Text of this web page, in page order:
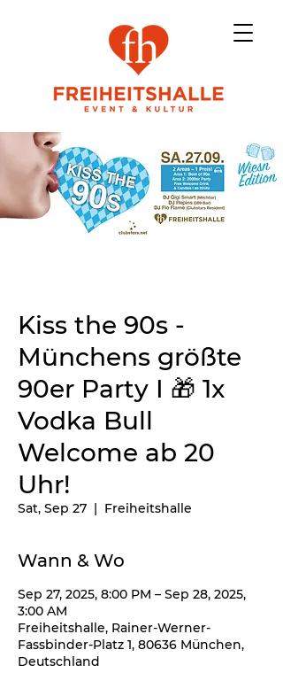
Kiss the 90s -
Münchens größte
90er Party I 🎁 1x
Vodka Bull
Welcome ab 20
Uhr!
Sat, Sep 27
  |
Freiheitshalle
Wann & Wo
Sep 27, 2025, 8:00 PM – Sep 28, 2025,
3:00 AM
Freiheitshalle, Rainer-Werner-
Fassbinder-Platz 1, 80636 München,
Deutschland